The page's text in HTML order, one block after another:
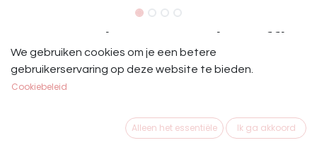
Mrs. Ros Halster Set Festive Saffier
Mrs. Ros Halster Set Festive Saffier
€29,95
We gebruiken cookies om je een betere
gebruikerservaring op deze website te bieden.
Cookiebeleid
Alleen het essentiële Ik ga akkoord